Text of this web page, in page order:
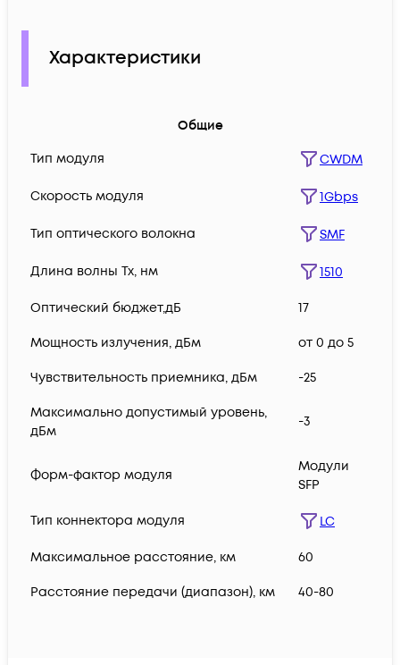
Характеристики
Общие
Тип модуля
CWDM
Скорость модуля 1Gbps
Тип оптического волокна SMF
Длина волны Tx, нм 1510
Оптический бюджет,дБ 17
Мощность излучения, дБм от 0 до 5
Чувствительность приемника, дБм -25
Максимально допустимый уровень,
дБм
-3
Форм-фактор модуля
Модули
SFP
Тип коннектора модуля LC
Максимальное расстояние, км 60
Расстояние передачи (диапазон), км 40-80